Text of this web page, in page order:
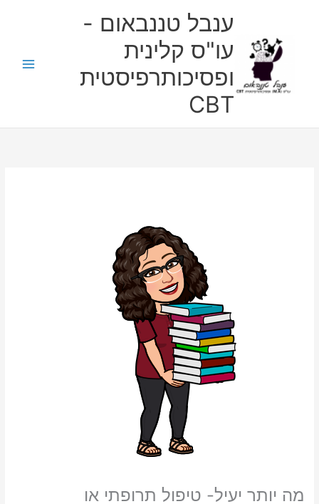
ענבל טננבאום -
עו"ס קלינית
ופסיכותרפיסטית
CBT
מה יותר יעיל- טיפול תרופתי או